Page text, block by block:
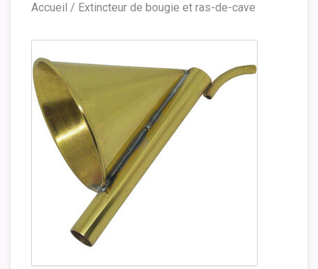
Accueil / Extincteur de bougie et ras-de-cave